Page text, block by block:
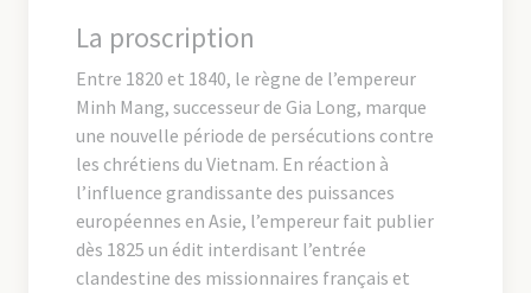
La proscription
Entre 1820 et 1840, le règne de l’empereur
Minh Mang, successeur de Gia Long, marque
une nouvelle période de persécutions contre
les chrétiens du Vietnam. En réaction à
l’influence grandissante des puissances
européennes en Asie, l’empereur fait publier
dès 1825 un édit interdisant l’entrée
clandestine des missionnaires français et